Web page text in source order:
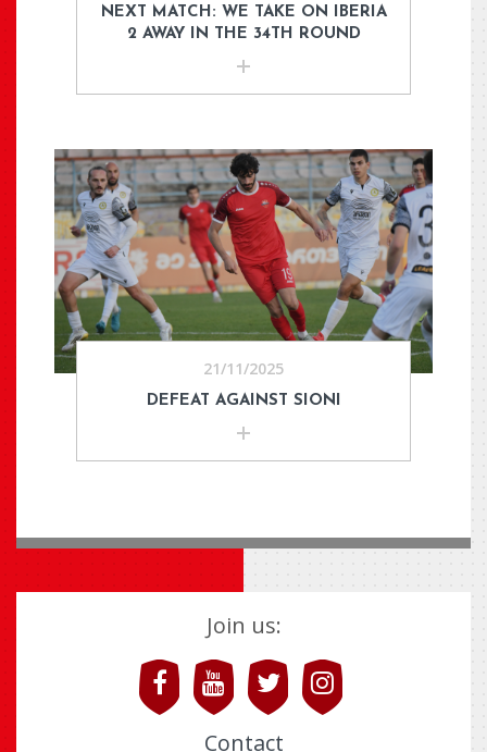
NEXT MATCH: WE TAKE ON IBERIA
2 AWAY IN THE 34TH ROUND
21/11/2025
DEFEAT AGAINST SIONI
Join us:
Contact